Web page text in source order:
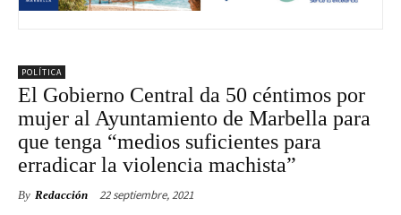
POLÍTICA
El Gobierno Central da 50 céntimos por
mujer al Ayuntamiento de Marbella para
que tenga “medios suficientes para
erradicar la violencia machista”
By Redacción 22 septiembre, 2021